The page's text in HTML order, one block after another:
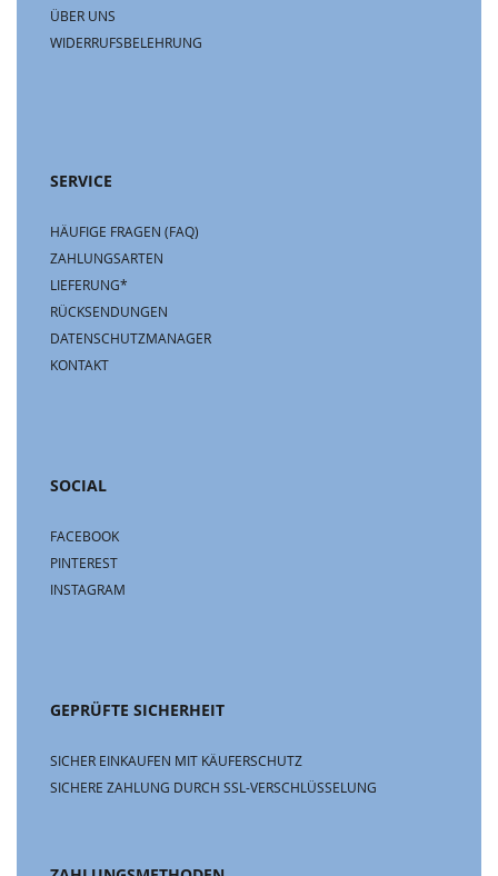
ÜBER UNS
WIDERRUFSBELEHRUNG
SERVICE
HÄUFIGE FRAGEN (FAQ)
ZAHLUNGSARTEN
LIEFERUNG*
RÜCKSENDUNGEN
DATENSCHUTZMANAGER
KONTAKT
SOCIAL
FACEBOOK
PINTEREST
INSTAGRAM
GEPRÜFTE SICHERHEIT
SICHER EINKAUFEN MIT KÄUFERSCHUTZ
SICHERE ZAHLUNG DURCH SSL-VERSCHLÜSSELUNG